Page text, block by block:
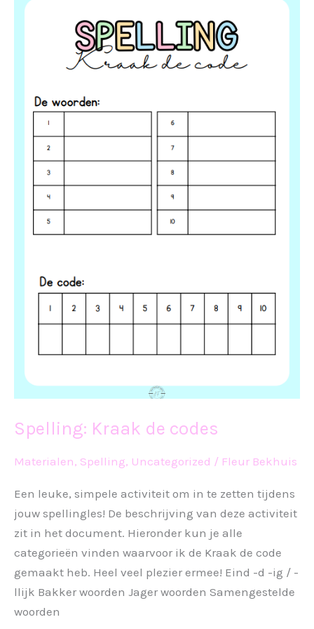
Spelling: Kraak de codes
Materialen, Spelling, Uncategorized / Fleur Bekhuis
Een leuke, simpele activiteit om in te zetten tijdens
jouw spellingles! De beschrijving van deze activiteit
zit in het document. Hieronder kun je alle
categorieën vinden waarvoor ik de Kraak de code
gemaakt heb. Heel veel plezier ermee! Eind -d -ig / -
llijk Bakker woorden Jager woorden Samengestelde
woorden